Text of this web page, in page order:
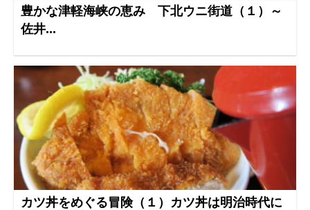
豊かな津軽海峡の恵み 下北ウニ街道（１）～
佐井...
カツ丼をめぐる冒険（１）カツ丼は明治時代に